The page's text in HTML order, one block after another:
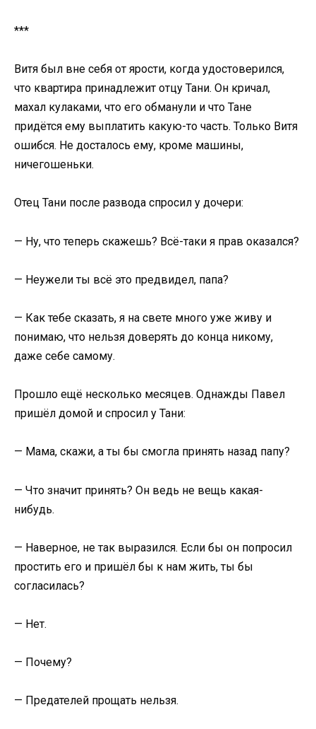
***
Витя был вне себя от ярости, когда удостоверился,
что квартира принадлежит отцу Тани. Он кричал,
махал кулаками, что его обманули и что Тане
придётся ему выплатить какую-то часть. Только Витя
ошибся. Не досталось ему, кроме машины,
ничегошеньки.
Отец Тани после развода спросил у дочери:
— Ну, что теперь скажешь? Всё-таки я прав оказался?
— Неужели ты всё это предвидел, папа?
— Как тебе сказать, я на свете много уже живу и
понимаю, что нельзя доверять до конца никому,
даже себе самому.
Прошло ещё несколько месяцев. Однажды Павел
пришёл домой и спросил у Тани:
— Мама, скажи, а ты бы смогла принять назад папу?
— Что значит принять? Он ведь не вещь какая-
нибудь.
— Наверное, не так выразился. Если бы он попросил
простить его и пришёл бы к нам жить, ты бы
согласилась?
— Нет.
— Почему?
— Предателей прощать нельзя.